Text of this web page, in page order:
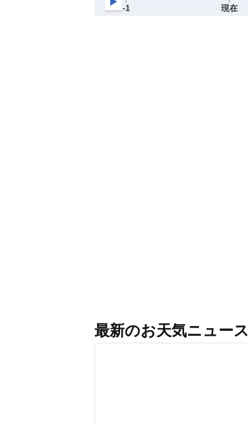
最新のお天気ニュース